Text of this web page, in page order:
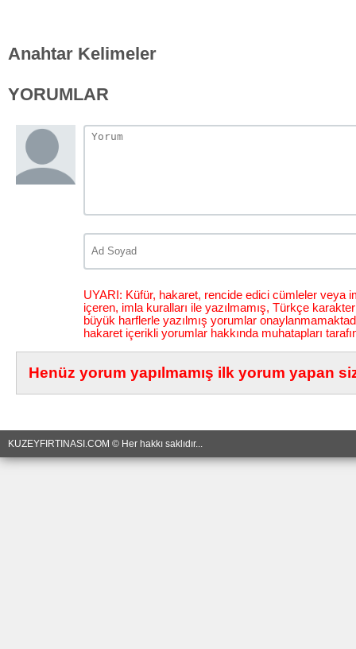
Anahtar Kelimeler
YORUMLAR
UYARI: Küfür, hakaret, rencide edici cümleler veya
içeren, imla kuralları ile yazılmamış, Türkçe
büyük harflerle yazılmış yorumlar
hakaret içerikli yorumlar hakkında muhatapları
Henüz yorum yapılmamış ilk yorum yapan
KUZEYFIRTINASI.COM © Her hakkı saklıdır...